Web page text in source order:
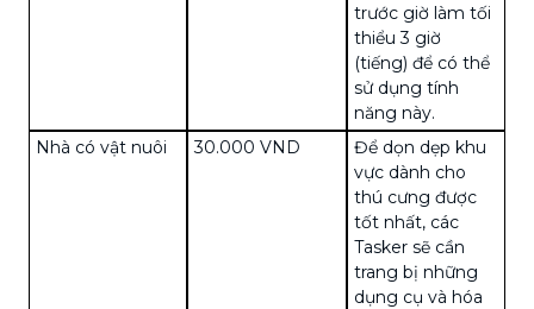
trước giờ làm tối
thiểu 3 giờ
(tiếng) để có thể
sử dụng tính
năng này.
Nhà có vật nuôi
30.000 VND
Để dọn dẹp khu
vực dành cho
thú cưng được
tốt nhất, các
Tasker sẽ cần
trang bị những
dụng cụ và hóa